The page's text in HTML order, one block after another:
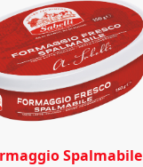
Spalmabile